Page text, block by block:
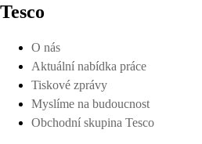
Tesco
O nás
Aktuální nabídka práce
Tiskové zprávy
Myslíme na budoucnost
Obchodní skupina Tesco